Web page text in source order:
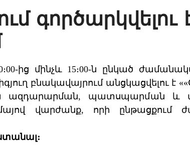
գործարկվելու
ից մինչև 15։00-ն ընկած
բնակավայրում անցկացվելու
ազդարարման, պատսպարման
վարժանք, որի ընթացքում